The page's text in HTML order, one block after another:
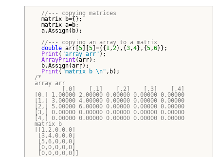
//--- copying matrices
matrix b={};
matrix a=b;
a.Assign(b);
//--- copying an array to a matrix
double arr[ 5 5 ]={{ 1,2},{3,4},{5,6}};
Print ( "array arr" );
ArrayPrint (arr);
b.Assign(arr);
Print ( "matrix b \n"
/*
array arr
[,0]    [,1]    [,2]    [,3]    [,4]
[0,] 1.00000 2.00000 0.00000 0.00000 0.00000
[1,] 3.00000 4.00000 0.00000 0.00000 0.00000
[2,] 5.00000 6.00000 0.00000 0.00000 0.00000
[3,] 0.00000 0.00000 0.00000 0.00000 0.00000
[4,] 0.00000 0.00000 0.00000 0.00000 0.00000
matrix b
[[1,2,0,0,0]
[3,4,0,0,0]
[5,6,0,0,0]
[0,0,0,0,0]
[0,0,0,0,0]]